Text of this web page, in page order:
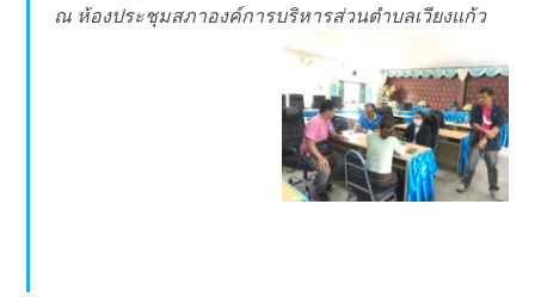
ณ ห้องประชุมสภาองค์การบริหารส่วนตำบลเวียงแก้ว